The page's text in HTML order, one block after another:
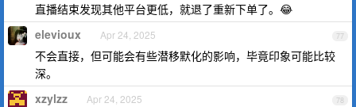
直播结束发现其他平台更低，就退了重新下单了。😂
77
elevioux Apr 24, 2025
不会直接，但可能会有些潜移默化的影响，毕竟印象可能比较
深。
78
xzylzz Apr 24, 2025